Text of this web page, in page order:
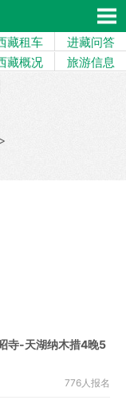
藏租车
进藏问答
藏概况 旅游信息
>
寺-天湖纳木措4晚5
776人报名